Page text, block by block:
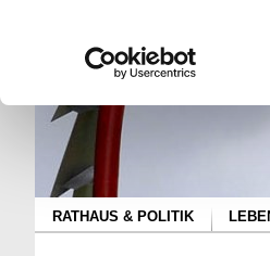
RATHAUS & POLITIK